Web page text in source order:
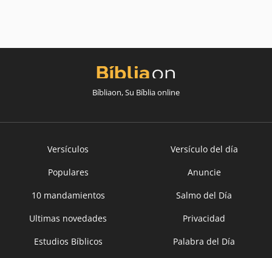
Bíbliaon, Su Bíblia online
Versículos
Versículo del día
Populares
Anuncie
10 mandamientos
Salmo del Día
Ultimas novedades
Privacidad
Estudios Bíblicos
Palabra del Día